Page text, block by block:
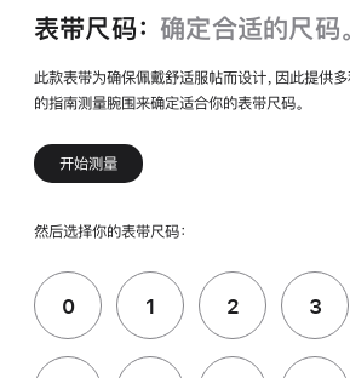
表带尺码： 确定合适的尺码。
此款表带为确保佩戴舒适服帖而设计，因此提供
的指南测量腕围来确定适合你的表带尺码。
开始测量
然后选择你的表带尺码：
0 1 2 3